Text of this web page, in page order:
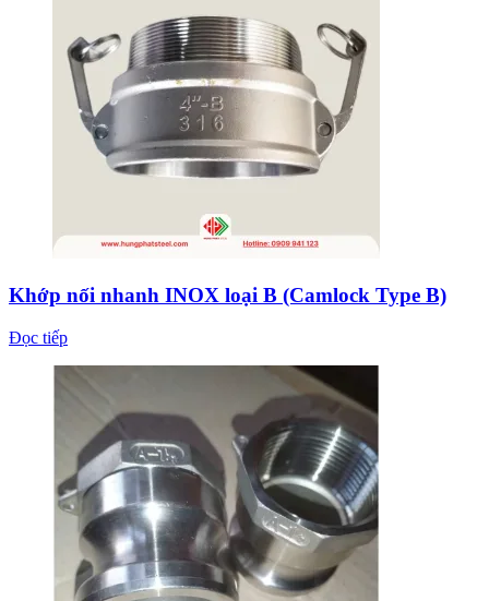
Khớp nối nhanh INOX loại B (Camlock Type B)
Đọc tiếp